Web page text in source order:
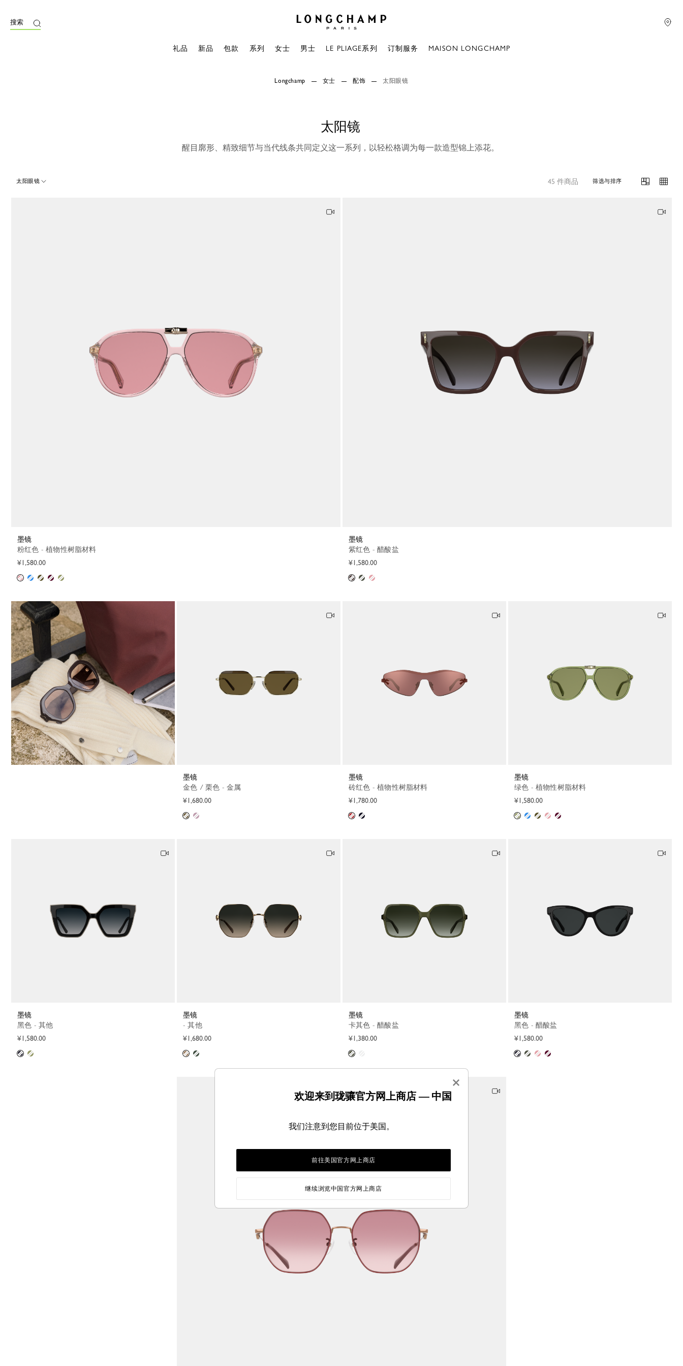
搜索
礼品 新品 包款 系列 女士 男士 LE PLIAGE系列 订制服务 MAISON LONGCHAMP
Longchamp 女士 配饰 太阳眼镜
太阳镜
醒目廓形、精致细节与当代线条共同定义这一系列，以轻松格调为每一款造型锦上添花。
太阳眼镜 45 件商品 筛选与排序
墨镜
粉红色 - 植物性树脂材料
¥1,580.00
墨镜
紫红色 - 醋酸盐
¥1,580.00
墨镜
金色 / 栗色 - 金属
¥1,680.00
墨镜
砖红色 - 植物性树脂材料
¥1,780.00
墨镜
绿色 - 植物性树脂材料
¥1,580.00
墨镜
黑色 - 其他
¥1,580.00
墨镜
- 其他
¥1,680.00
墨镜
卡其色 - 醋酸盐
¥1,380.00
墨镜
黑色 - 醋酸盐
¥1,580.00
×
欢迎来到珑骧官方网上商店 — 中国
我们注意到您目前位于美国。
前往美国官方网上商店
继续浏览中国官方网上商店